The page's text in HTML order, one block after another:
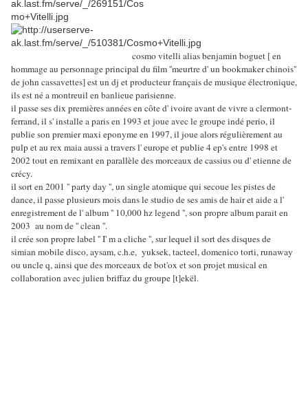
cosmo vitelli alias benjamin boguet [ en
hommage au personnage principal du film ''meurtre d' un bookmaker chinois''
de john cassavettes] est un dj et producteur français de musique électronique,
ils est né a montreuil en banlieue parisienne.
il passe ses dix premières années en côte d' ivoire avant de vivre a clermont-
ferrand, il s' installe a paris en 1993 et joue avec le groupe indé perio, il
publie son premier maxi eponyme en 1997, il joue alors régulièrement au
pulp et au rex maia aussi a travers l' europe et publie 4 ep's entre 1998 et
2002 tout en remixant en parallèle des morceaux de cassius ou d' etienne de
crécy.
il sort en 2001 '' party day '', un single atomique qui secoue les pistes de
dance, il passe plusieurs mois dans le studio de ses amis de hair et aide a l'
enregistrement de l' album '' 10,000 hz legend '', son propre album parait en
2003 au nom de '' clean ''.
il crée son propre label '' I' m a cliche '', sur lequel il sort des disques de
simian mobile disco, aysam, c.h.e, yuksek, tacteel, domenico torti, runaway
ou uncle q, ainsi que des morceaux de bot'ox et son projet musical en
collaboration avec julien briffaz du groupe [t]ekël.